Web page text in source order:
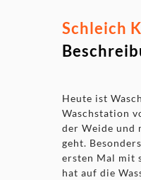
Schleich
Heute ist
Waschstation
der Weide und
geht.
ersten Mal mit
hat auf die